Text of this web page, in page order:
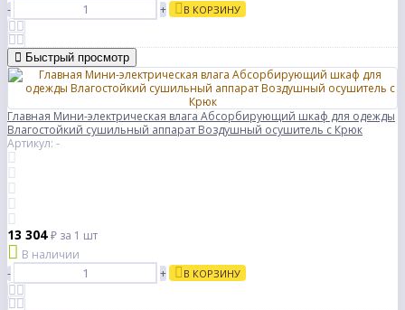
-
+ В КОРЗИНУ
Быстрый просмотр
Главная Мини-электрическая влага Абсорбирующий шкаф для одежды
Влагостойкий сушильный аппарат Воздушный осушитель с Крюк
Артикул: -
13 304₽ за 1 шт
В наличии
-
+ В КОРЗИНУ